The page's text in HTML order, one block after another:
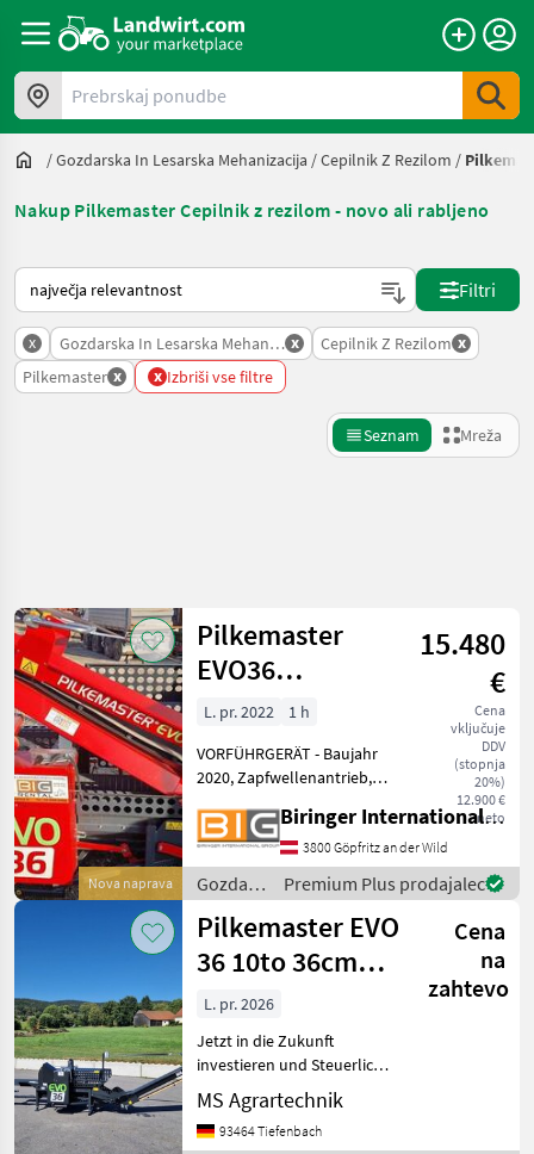
Prebrskaj ponudbe
/Gozdarska In Lesarska Mehanizacija /Cepilnik Z Rezilom /
Nakup Pilkemaster Cepilnik z rezilom - novo ali rabljeno
Tako je razvrščeno na Landwirt.com
Filtri
x Gozdarska In Lesarska Mehanizacija
x Cepilnik Z Rezilom x
Pilkemaster x x Izbriši vse filtre
Seznam Mreža
Kategorija 4 Država Filtri
TRENUTNA
POT
Gozdarska
tehnika
Gozdarska In
Lesarska
Mehanizacija
Cepilnik
IZBERITE
KATEGORIJO
Pilkemaster
Palax
Ponastavi
Prikaži 4
rezultatov
Nova naprava
Pilkemaster
EVO36
Holzspalter
Vorführgerät
15.480
€
Cena
vključuje
DDV
(stopnja
20%)
12.900 €
neto
L. pr. 2022
1 h
VORFÜHRGERÄT - Baujahr
2020, Zapfwellenantrieb,
schwenkbares 4 m
Förderband, mit
Stammheber, 10 t
Spaltkraft, max.
Schnittdurchmesser 3
Biringer International GmbH
3800 Göpfritz an der Wild
Gozdarska
in
lesarska
mehanizacija
/
Pilkemaster
Premium Plus prodajalec
Pilkemaster EVO
36 10to 36cm
Stammheber 4m
Förderband
Cena
na
zahtevo
L. pr. 2026
Jetzt in die Zukunft
investieren und Steuerlich
profitieren ! Mit je 30%
Sonderabschreibung in den
ersten drei Jahren möglich
MS Agrartechnik
93464 Tiefenbach